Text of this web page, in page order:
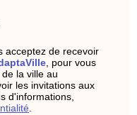
acceptez de recevoir
, pour vous
la ville au
les invitations aux
d'informations,